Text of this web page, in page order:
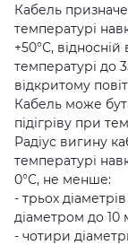
Кабель
температурі
+50°С,
температурі до
відкритому
Кабель може
підігріву при
Радіус вигину
температурі
0°С, не менше:
- трьох
діаметром до
- чотири